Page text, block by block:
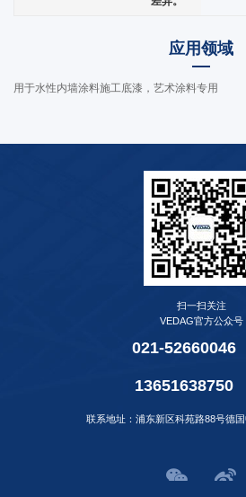
应用领域
用于水性内墙涂料施工底漆，艺术涂料专用
扫一扫关注
VEDAG官方公众号
021-52660046
13651638750
联系地址：浦东新区科苑路88号德